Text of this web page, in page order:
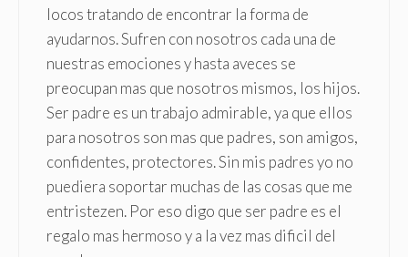
locos tratando de encontrar la forma de
ayudarnos. Sufren con nosotros cada una de
nuestras emociones y hasta aveces se
preocupan mas que nosotros mismos, los hijos.
Ser padre es un trabajo admirable, ya que ellos
para nosotros son mas que padres, son amigos,
confidentes, protectores. Sin mis padres yo no
puediera soportar muchas de las cosas que me
entristezen. Por eso digo que ser padre es el
regalo mas hermoso y a la vez mas dificil del